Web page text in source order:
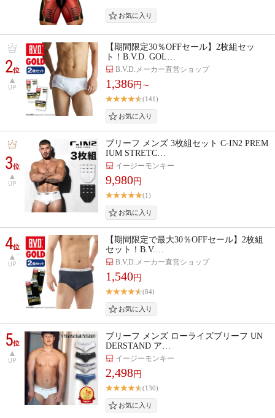
2位
UP
【期間限定30％OFFセール】2枚組セッ
ト！B.V.D. GOL…
B.V.D.メーカー直営ショップ
1,386円～
(141)
3位
UP
ブリーフ メンズ 3枚組セット C-IN2 PREM
IUM STRETC…
イージーモンキー
9,980円
(1)
4位
UP
【期間限定で最大30％OFFセール】2枚組
セット！B.V.…
B.V.D.メーカー直営ショップ
1,540円
(84)
5位
UP
ブリーフ メンズ ローライズブリーフ UN
DERSTAND ア…
イージーモンキー
2,498円
(130)